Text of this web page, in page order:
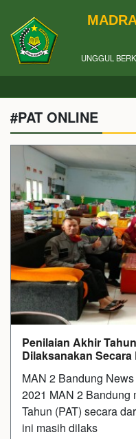
UNGGUL
#PAT ONLINE
Penilaian Akhir
Dilaksanakan Secara
MAN 2 Bandung
2021 MAN 2
Tahun (PAT) secara
ini masih dilaks